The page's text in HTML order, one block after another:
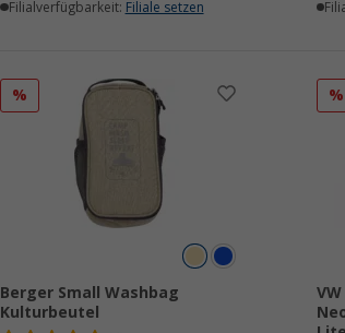
Filialverfügbarkeit: Filiale setzen
%
Berger Small Washbag
Kulturbeutel
%